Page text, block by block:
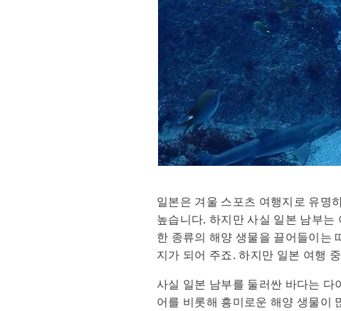
일본은 겨울 스포츠 여행지로 유명
높습니다. 하지만 사실 일본 남부
한 종류의 해양 생물을 끌어들이는
지가 되어 주죠. 하지만 일본 여행
사실 일본 남부를 둘러싼 바다는
어를 비롯해 흥미로운 해양 생물이